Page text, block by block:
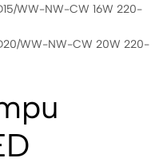
WW-NW-CW 16W 220-
WW-NW-CW 20W 220-